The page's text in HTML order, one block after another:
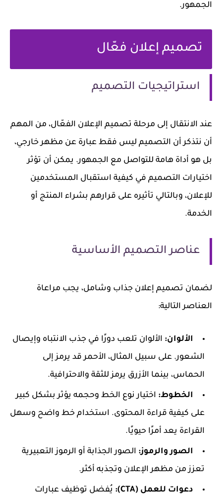
الجمهور.
تصميم إعلان فعّال
استراتيجيات التصميم
عند الانتقال إلى مرحلة تصميم الإعلان الفعّال، من المهم
أن نتذكر أن التصميم ليس فقط عبارة عن مظهر خارجي،
بل هو أداة هامة للتواصل مع الجمهور. يمكن أن تؤثر
اختيارات التصميم في كيفية استقبال المستخدمين
للإعلان، وبالتالي تأثيره على قرارهم بشراء المنتج أو
الخدمة.
عناصر التصميم الأساسية
لضمان تصميم إعلان جذاب وشامل، يجب مراعاة
العناصر التالية:
الألوان: الألوان تلعب دورًا في جذب الانتباه وإيصال
الشعور. على سبيل المثال، الأحمر قد يرمز إلى
الحماس، بينما الأزرق يرمز للثقة والاحترافية.
الخطوط: اختيار نوع الخط وحجمه يؤثر بشكل كبير
على كيفية قراءة المحتوى. استخدام خط واضح وسهل
القراءة يعد أمرًا حيويًا.
الصور والرموز: الصور الجذابة أو الرموز التعبيرية
تعزز من مظهر الإعلان وتجذبه أكثر.
دعوات للعمل (CTA):
يُفضل توظيف عبارات